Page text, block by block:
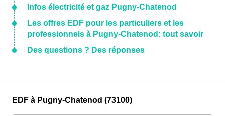
Infos électricité et gaz Pugny-Chatenod
Les offres EDF pour les particuliers et les
professionnels à Pugny-Chatenod: tout savoir
Des questions ? Des réponses
EDF à Pugny-Chatenod (73100)